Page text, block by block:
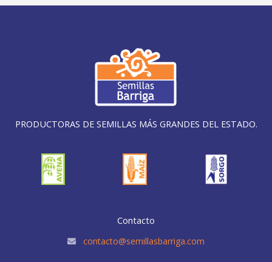
PRODUCTORAS DE SEMILLAS MÁS GRANDES DEL ESTADO.
Contacto
contacto@semillasbarriga.com